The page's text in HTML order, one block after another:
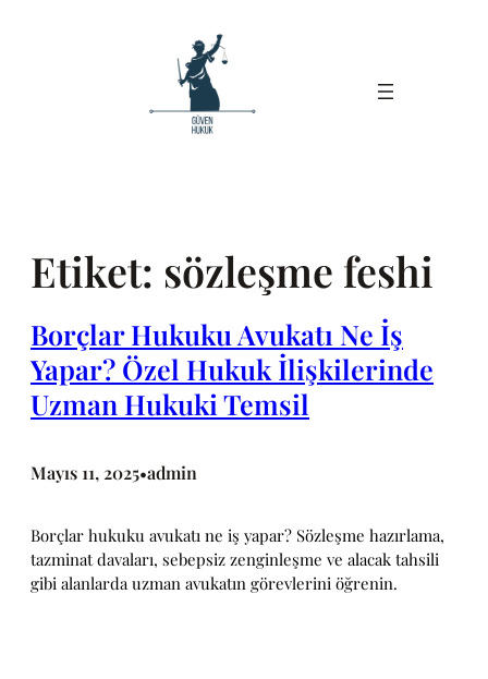
Etiket: sözleşme feshi
Borçlar Hukuku Avukatı Ne İş
Yapar? Özel Hukuk İlişkilerinde
Uzman Hukuki Temsil
Mayıs 11, 2025•admin
Borçlar hukuku avukatı ne iş yapar? Sözleşme hazırlama,
tazminat davaları, sebepsiz zenginleşme ve alacak tahsili
gibi alanlarda uzman avukatın görevlerini öğrenin.